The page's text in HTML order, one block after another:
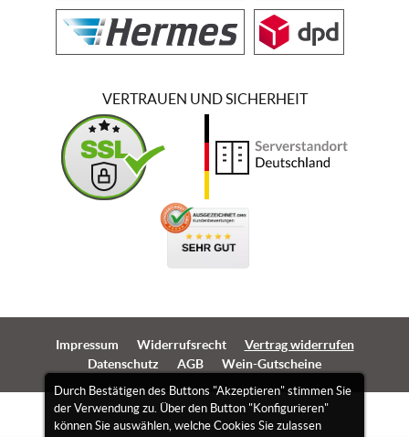
Durch Bestätigen des Buttons "Akzeptieren" stimmen Sie
der Verwendung zu. Über den Button "Konfigurieren"
können Sie auswählen, welche Cookies Sie zulassen
VERTRAUEN UND SICHERHEIT
Impressum Widerrufsrecht
Vertrag widerrufen
Datenschutz
AGB Wein-Gutscheine